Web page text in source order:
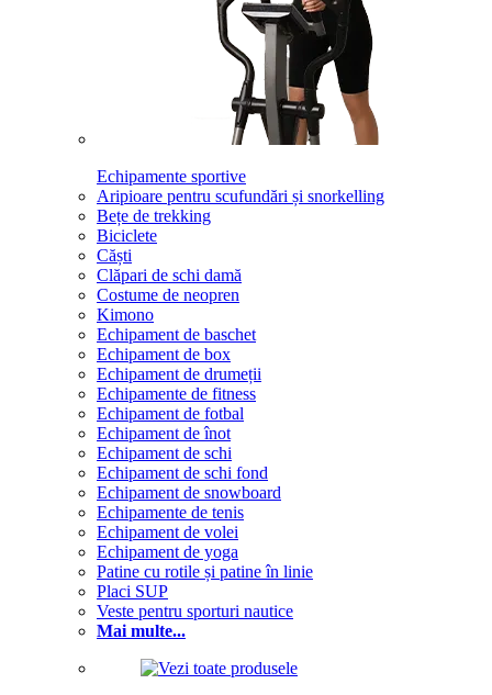
Echipamente sportive
Aripioare pentru scufundări și snorkelling
Bețe de trekking
Biciclete
Căști
Clăpari de schi damă
Costume de neopren
Kimono
Echipament de baschet
Echipament de box
Echipament de drumeții
Echipamente de fitness
Echipament de fotbal
Echipament de înot
Echipament de schi
Echipament de schi fond
Echipament de snowboard
Echipamente de tenis
Echipament de volei
Echipament de yoga
Patine cu rotile și patine în linie
Placi SUP
Veste pentru sporturi nautice
Mai multe...